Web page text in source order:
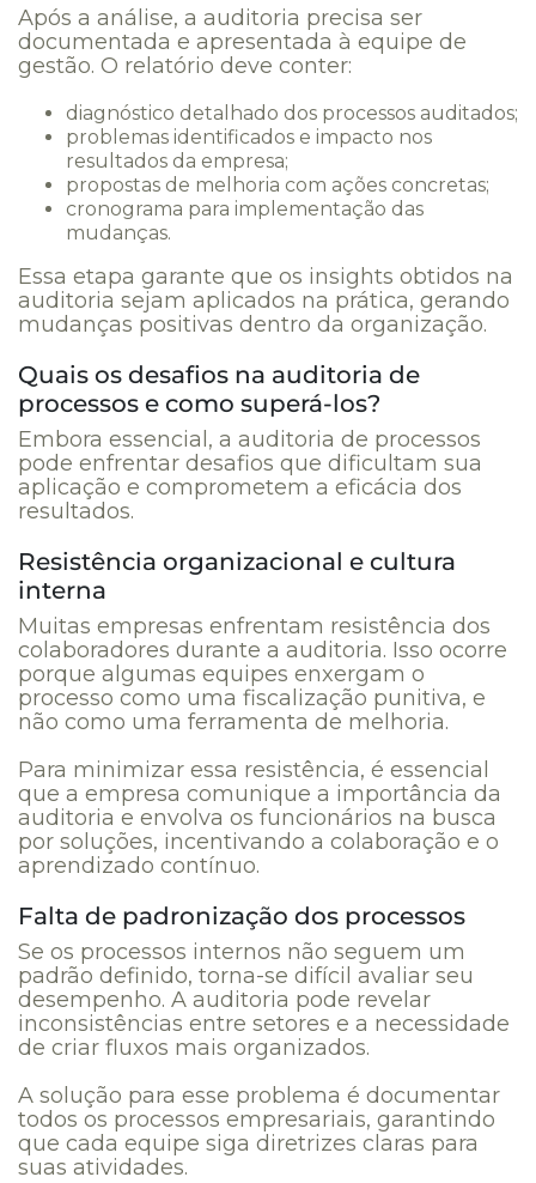
Após a análise, a auditoria precisa ser
documentada e apresentada à equipe de
gestão. O relatório deve conter:
diagnóstico detalhado dos processos auditados;
problemas identificados e impacto nos
resultados da empresa;
propostas de melhoria com ações concretas;
cronograma para implementação das
mudanças.
Essa etapa garante que os insights obtidos na
auditoria sejam aplicados na prática, gerando
mudanças positivas dentro da organização.
Quais os desafios na auditoria de
processos e como superá-los?
Embora essencial, a auditoria de processos
pode enfrentar desafios que dificultam sua
aplicação e comprometem a eficácia dos
resultados.
Resistência organizacional e cultura
interna
Muitas empresas enfrentam resistência dos
colaboradores durante a auditoria. Isso ocorre
porque algumas equipes enxergam o
processo como uma fiscalização punitiva, e
não como uma ferramenta de melhoria.
Para minimizar essa resistência, é essencial
que a empresa comunique a importância da
auditoria e envolva os funcionários na busca
por soluções, incentivando a colaboração e o
aprendizado contínuo.
Falta de padronização dos processos
Se os processos internos não seguem um
padrão definido, torna-se difícil avaliar seu
desempenho. A auditoria pode revelar
inconsistências entre setores e a necessidade
de criar fluxos mais organizados.
A solução para esse problema é documentar
todos os processos empresariais, garantindo
que cada equipe siga diretrizes claras para
suas atividades.